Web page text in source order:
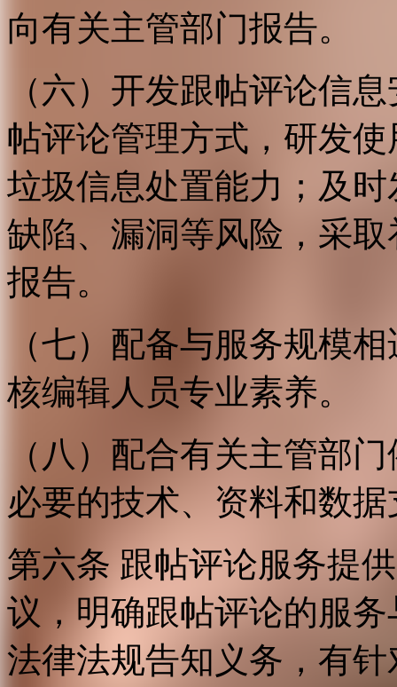
向有关主管部门报告。
（六）开发跟帖评论信
帖评论管理方式，研发
垃圾信息处置能力；及
缺陷、漏洞等风险，采
报告。
（七）配备与服务规模
核编辑人员专业素养。
（八）配合有关主管部
必要的技术、资料和数
第六条 跟帖评论服务提
议，明确跟帖评论的服
法律法规告知义务，有